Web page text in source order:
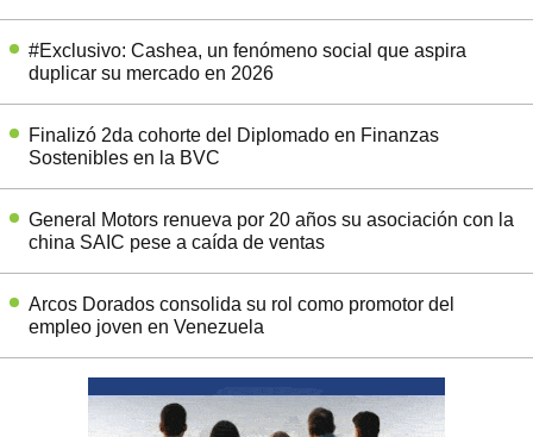
#Exclusivo: Cashea, un fenómeno social que aspira
duplicar su mercado en 2026
Finalizó 2da cohorte del Diplomado en Finanzas
Sostenibles en la BVC
General Motors renueva por 20 años su asociación con la
china SAIC pese a caída de ventas
Arcos Dorados consolida su rol como promotor del
empleo joven en Venezuela